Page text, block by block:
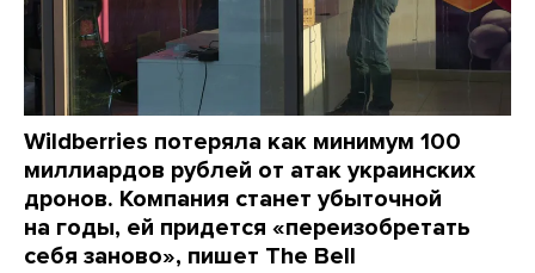
Wildberries потеряла как минимум 100
миллиардов рублей от атак украинских
дронов. Компания станет убыточной
на годы, ей придется «переизобретать
себя заново», пишет The Bell